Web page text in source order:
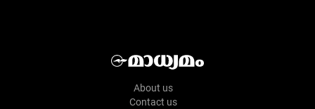
About us
Contact us